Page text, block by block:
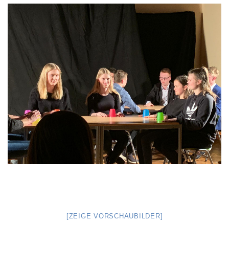
[ZEIGE VORSCHAUBILDER]